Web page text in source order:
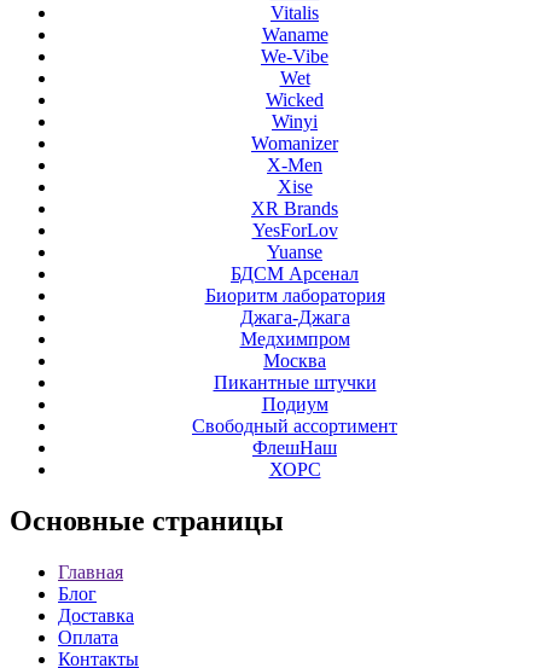
Vitalis
Waname
We-Vibe
Wet
Wicked
Winyi
Womanizer
X-Men
Xise
XR Brands
YesForLov
Yuanse
БДСМ Арсенал
Биоритм лаборатория
Джага-Джага
Медхимпром
Москва
Пикантные штучки
Подиум
Свободный ассортимент
ФлешНаш
ХОРС
Основные страницы
Главная
Блог
Доставка
Оплата
Контакты